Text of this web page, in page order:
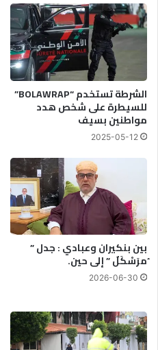
الشرطة تستخدم “BOLAWRAP”
للسيطرة على شخص هدد
مواطنين بسيف
2025-05-12
بين بنكيران وعبادي : جدل ”
ُمرَسْكَلٌ ” إلى حين.
2026-06-30